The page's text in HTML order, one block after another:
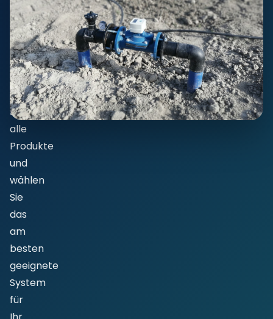
Bodenfeuchtesensoren,
Magnetventile
und
Gewächshausautomatisierung
—
vergleichen
Sie
alle
Produkte
und
wählen
Sie
das
am
besten
geeignete
System
für